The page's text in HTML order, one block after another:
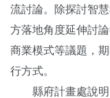
流討論。除探討智
方落地角度延伸討
商業模式等議題，
行方式。
縣府計畫處說明